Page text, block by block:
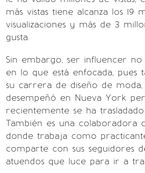
más vistas tiene alcanza los 19
visualizaciones y más de 3
gusta.
Sin embargo, ser influencer
en lo que está enfocada, pues
su carrera de diseño de moda,
desempeñó en Nueva York
recientemente se ha
También es una colaboradora
donde trabaja como
comparte con sus seguidores
atuendos que luce para ir a